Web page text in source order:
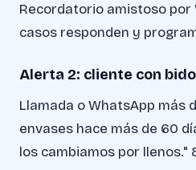
Recordatorio amistoso por
casos responden y
Alerta 2: cliente con
Llamada o WhatsApp más
envases hace más de 60
los cambiamos por llenos."